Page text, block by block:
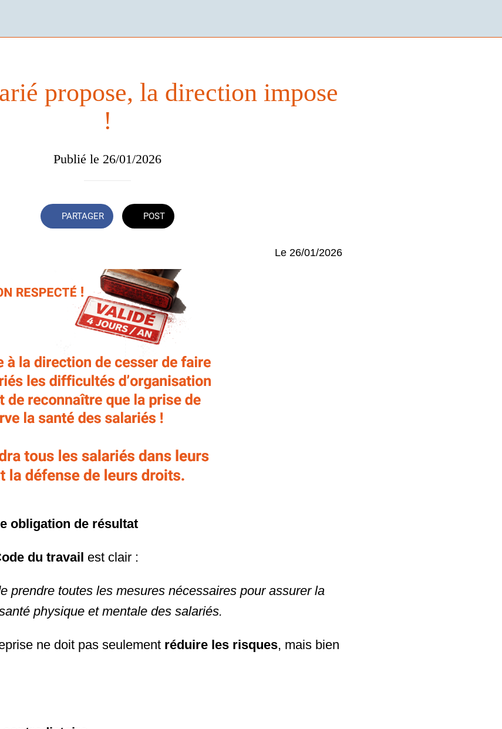
propose, la direction impose
!
Publié le 26/01/2026
PARTAGER POST
Le 26/01/2026
obligation de résultat
du travail est clair :
prendre toutes les mesures nécessaires pour assurer la
physique et mentale des salariés.
ne doit pas seulement réduire les risques, mais bien